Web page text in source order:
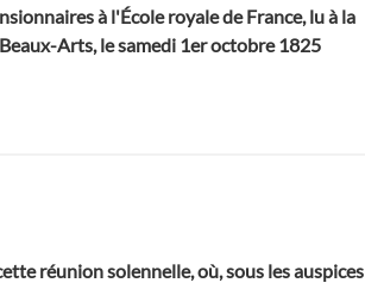
à l'École royale de France, lu à la
Arts, le samedi 1er octobre 1825
réunion solennelle, où, sous les auspices